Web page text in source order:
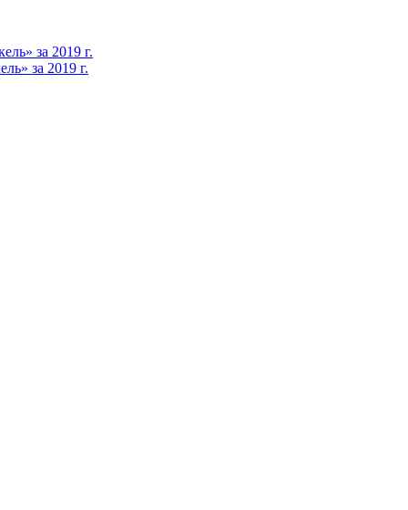
за 2019 г.
за 2019 г.